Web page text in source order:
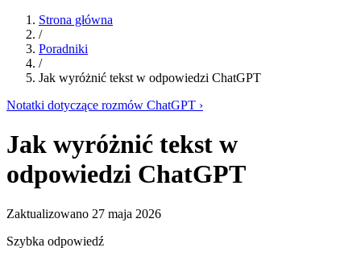
Strona główna
/
Poradniki
/
Jak wyróżnić tekst w odpowiedzi ChatGPT
Notatki dotyczące rozmów ChatGPT ›
Jak wyróżnić tekst w
odpowiedzi ChatGPT
Zaktualizowano 27 maja 2026
Szybka odpowiedź